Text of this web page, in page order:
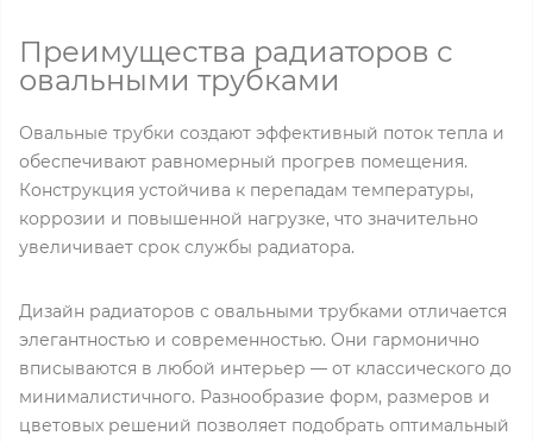
Преимущества радиаторов с
овальными трубками
Овальные трубки создают эффективный поток тепла и
обеспечивают равномерный прогрев помещения.
Конструкция устойчива к перепадам температуры,
коррозии и повышенной нагрузке, что значительно
увеличивает срок службы радиатора.
Дизайн радиаторов с овальными трубками отличается
элегантностью и современностью. Они гармонично
вписываются в любой интерьер — от классического до
минималистичного. Разнообразие форм, размеров и
цветовых решений позволяет подобрать оптимальный